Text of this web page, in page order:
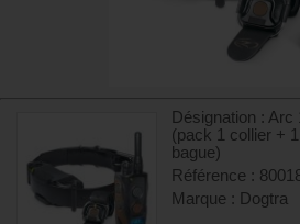
Désignation :
(pack 1 collier +
bague)
Référence :
Marque : Dogtra